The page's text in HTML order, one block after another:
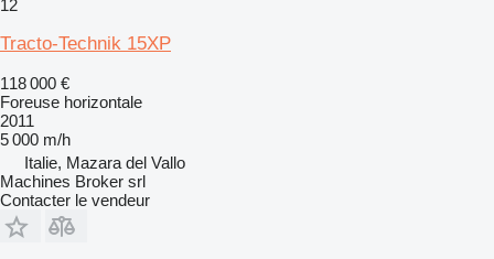
12
Tracto-Technik 15XP
118 000 €
Foreuse horizontale
2011
5 000 m/h
Italie, Mazara del Vallo
Machines Broker srl
Contacter le vendeur